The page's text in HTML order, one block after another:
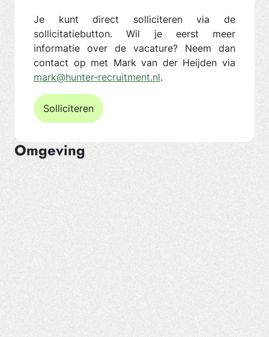
Je kunt direct solliciteren via de
sollicitatiebutton. Wil je eerst meer
informatie over de vacature? Neem dan
contact op met Mark van der Heijden via
mark@hunter-recruitment.nl.
Solliciteren
Omgeving